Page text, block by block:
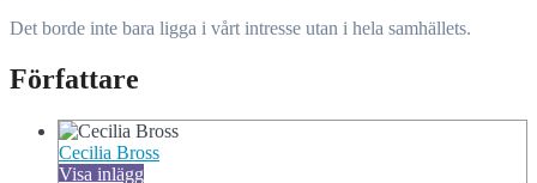
Det borde inte bara ligga i vårt intresse utan i hela samhällets.
Författare
Cecilia Bross
Visa inlägg